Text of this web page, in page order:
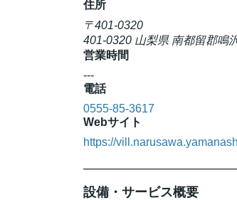
住所
〒401-0320
401-0320 山梨県 南都留郡鳴
営業時間
---
電話
0555-85-3617
Webサイト
https://
設備・サービス概要